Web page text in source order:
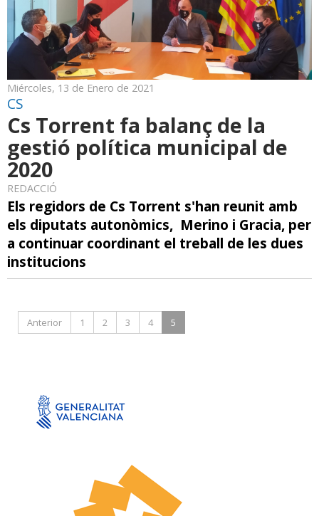
Miércoles, 13 de Enero de 2021
CS
Cs Torrent fa balanç de la
gestió política municipal de
2020
REDACCIÓ
Els regidors de Cs Torrent s'han reunit amb
els diputats autonòmics, Merino i Gracia, per
a continuar coordinant el treball de les dues
institucions
Anterior 1 2 3 4 5